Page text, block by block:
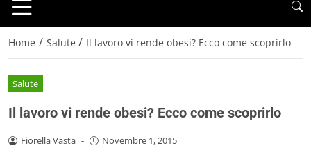
Home / Salute / Il lavoro vi rende obesi? Ecco come scoprirlo
Salute
Il lavoro vi rende obesi? Ecco come scoprirlo
Fiorella Vasta - Novembre 1, 2015